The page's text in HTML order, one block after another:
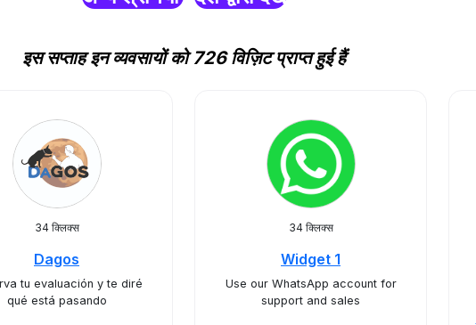
इस सप्ताह इन व्यवसायों को 726 विज़िट प्राप्त हुई हैं
34 क्लिक्स
Dagos
tu evaluación y te diré
qué está pasando
34 क्लिक्स
Widget 1
Use our WhatsApp account for
support and sales